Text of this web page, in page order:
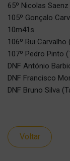
65º Nicolas
105º Gonçalo
10m41s
106º Rui
107º Pedro Pinto
DNF António
DNF Francisco
DNF Bruno Silva
Voltar